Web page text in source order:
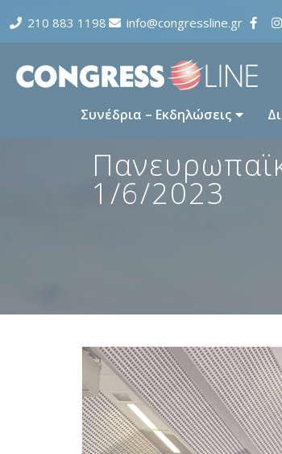
210 883 1198 info@congressline.gr
Συνέδρια – Εκδηλώσεις
1/6/2023